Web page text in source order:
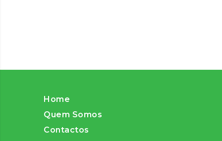
Home
Quem Somos
Contactos